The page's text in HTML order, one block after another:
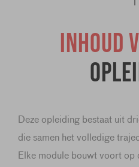
Inhoud
Deze opleiding bestaat uit
die samen het volledige
Elke module bouwt voort op